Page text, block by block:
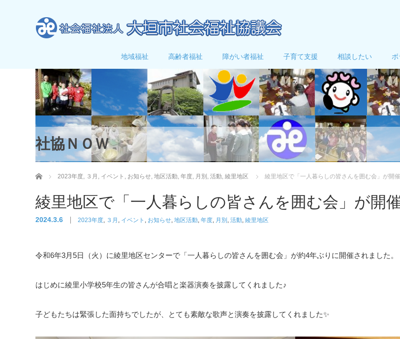
地域福祉 高齢者福祉 障がい者福祉 子育て支援 相談したい
社協ＮＯＷ
ホーム 2023年度 ３月 イベント お知らせ 地区活動 年度 月別 活動 綾里地区 綾里地区で「一人暮らしの皆さんを囲む会」が開
綾里地区で「一人暮らしの皆さんを囲む会」が開
2024.3.6 2023年度 ３月 イベント お知らせ 地区活動 年度 月別 活動 綾里地区
令和6年3月5日（火）に綾里地区センターで「一人暮らしの皆さんを囲む会」が約4年ぶりに開催されました。
はじめに綾里小学校5年生の皆さんが合唱と楽器演奏を披露してくれました♪
子どもたちは緊張した面持ちでしたが、とても素敵な歌声と演奏を披露してくれました✨